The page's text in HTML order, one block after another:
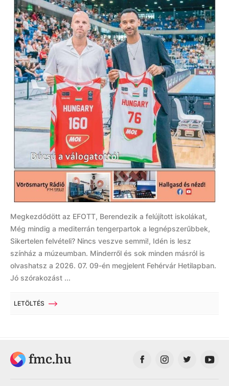
Megkezdődött az EFOTT, Berendezik a felújított iskolákat,
Még mindig a mediterrán tengerpartok a legnépszerűbbek,
Sikertelen felvételi? Nincs veszve semmi!, Idén is lesz
színház a múzeumban. Minderről és sok minden másról is
olvashatsz a 2026. 07. 09-én megjelent Fehérvár Hetilapban.
Jó szórakozást ...
LETÖLTÉS
fmc.hu